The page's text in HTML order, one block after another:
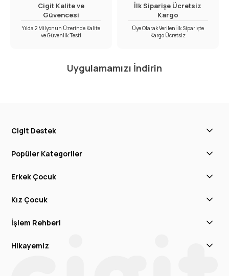
Cigit Kalite ve
Güvencesi
Yılda 2 Milyonun Üzerinde Kalite
ve Güvenlik Testi
İlk Siparişe Ücretsiz
Kargo
Üye Olarak Verilen İlk Siparişte
Kargo Ücretsiz
Uygulamamızı İndirin
Cigit Destek
Popüler Kategoriler
Erkek Çocuk
Kız Çocuk
İşlem Rehberi
Hikayemiz